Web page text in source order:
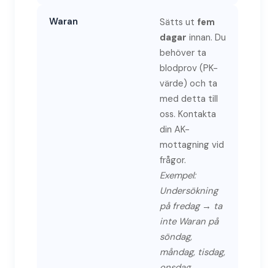
Waran Sätts ut fem
dagar innan. Du
behöver ta
blodprov (PK-
värde) och ta
med detta till
oss. Kontakta
din AK-
mottagning vid
frågor.
Exempel:
Undersökning
på fredag → ta
inte Waran på
söndag,
måndag, tisdag,